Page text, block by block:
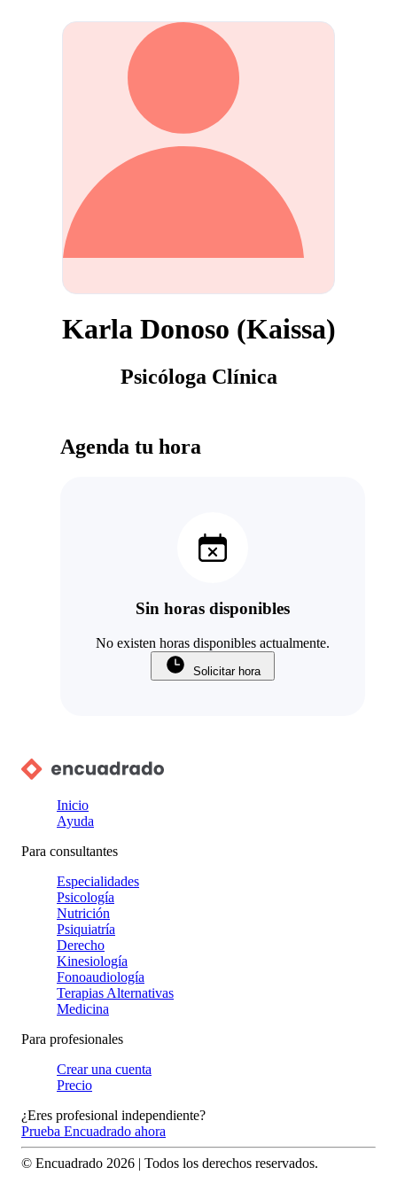
Karla Donoso (Kaissa)
Psicóloga Clínica
Agenda tu hora
Sin horas disponibles
No existen horas disponibles actualmente.
Solicitar hora
Inicio
Ayuda
Para consultantes
Especialidades
Psicología
Nutrición
Psiquiatría
Derecho
Kinesiología
Fonoaudiología
Terapias Alternativas
Medicina
Para profesionales
Crear una cuenta
Precio
¿Eres profesional independiente?
Prueba Encuadrado ahora
© Encuadrado 2026 | Todos los derechos reservados.